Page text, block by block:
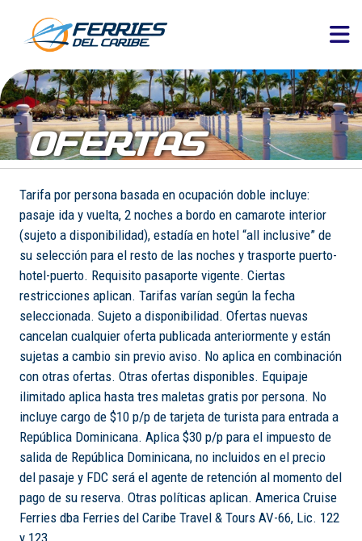
OFERTAS
Tarifa por persona basada en ocupación doble incluye:
pasaje ida y vuelta, 2 noches a bordo en camarote interior
(sujeto a disponibilidad), estadía en hotel “all inclusive” de
su selección para el resto de las noches y trasporte puerto-
hotel-puerto. Requisito pasaporte vigente. Ciertas
restricciones aplican. Tarifas varían según la fecha
seleccionada. Sujeto a disponibilidad. Ofertas nuevas
cancelan cualquier oferta publicada anteriormente y están
sujetas a cambio sin previo aviso. No aplica en combinación
con otras ofertas. Otras ofertas disponibles. Equipaje
ilimitado aplica hasta tres maletas gratis por persona. No
incluye cargo de $10 p/p de tarjeta de turista para entrada a
República Dominicana. Aplica $30 p/p para el impuesto de
salida de República Dominicana, no incluidos en el precio
del pasaje y FDC será el agente de retención al momento del
pago de su reserva. Otras políticas aplican. America Cruise
Ferries dba Ferries del Caribe Travel & Tours AV-66, Lic. 122
y 123.